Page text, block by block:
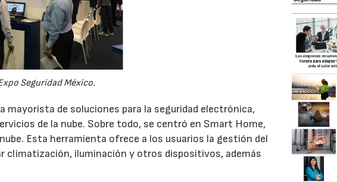
Seguridad México.
mayorista de soluciones para la seguridad electrónica,
de la nube. Sobre todo, se centró en Smart Home,
Esta herramienta ofrece a los usuarios la gestión del
climatización, iluminación y otros dispositivos, además